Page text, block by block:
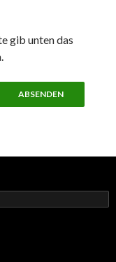
gib unten das